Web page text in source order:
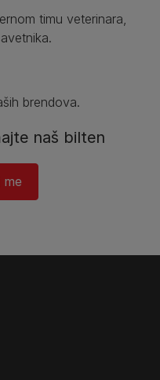
timu veterinara,
brendova.
naš bilten
me​